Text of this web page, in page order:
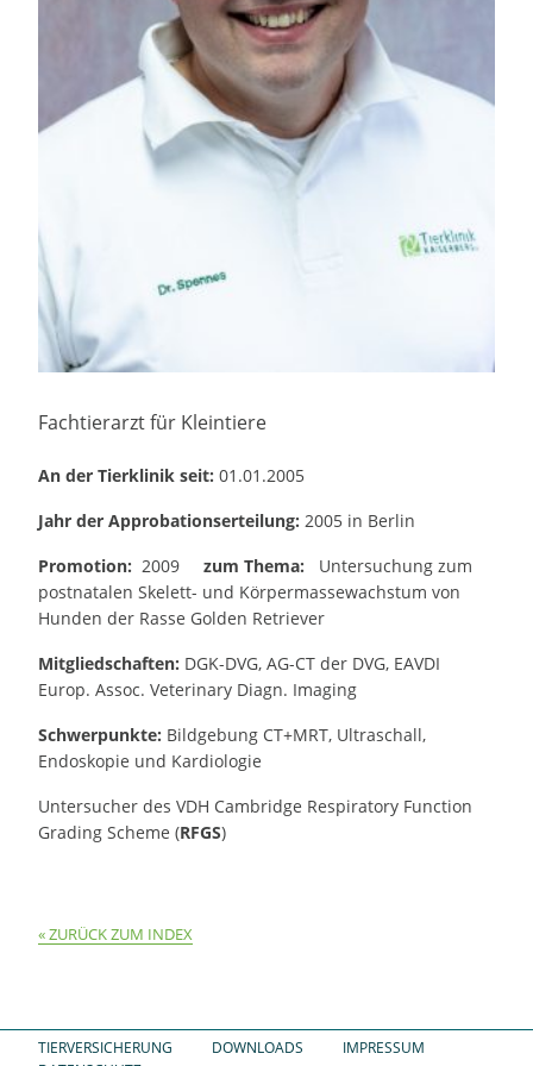
Fachtierarzt für Kleintiere
An der Tierklinik seit: 01.01.2005
Jahr der Approbationserteilung: 2005 in Berlin
Promotion: 2009zum Thema: Untersuchung zum
postnatalen Skelett- und Körpermassewachstum von
Hunden der Rasse Golden Retriever
Mitgliedschaften: DGK-DVG, AG-CT der DVG, EAVDI
Europ. Assoc. Veterinary Diagn. Imaging
Schwerpunkte: Bildgebung CT+MRT, Ultraschall,
Endoskopie und Kardiologie
Untersucher des VDH Cambridge Respiratory Function
Grading Scheme (RFGS)
ZURÜCK ZUM INDEX
TIERVERSICHERUNG DOWNLOADS
IMPRESSUM